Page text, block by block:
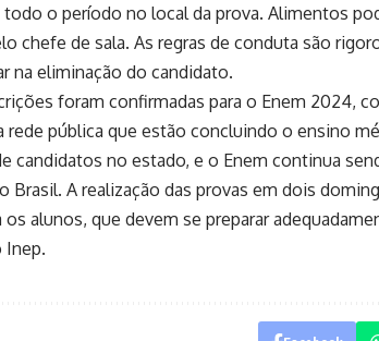
o período no local da prova. Alimentos
chefe de sala. As regras de conduta são
na eliminação do candidato.
foram confirmadas para o Enem 2024,
pública que estão concluindo o ensino
candidatos no estado, e o Enem continua
Brasil. A realização das provas em dois
alunos, que devem se preparar
Inep.